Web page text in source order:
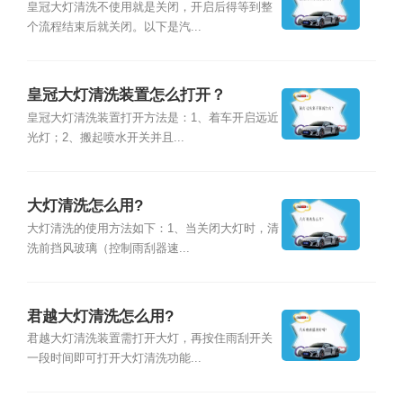
皇冠大灯清洗不使用就是关闭，开启后得等到整
个流程结束后就关闭。以下是汽...
皇冠大灯清洗装置怎么打开？
皇冠大灯清洗装置打开方法是：1、着车开启远近
光灯；2、搬起喷水开关并且...
大灯清洗怎么用?
大灯清洗的使用方法如下：1、当关闭大灯时，清
洗前挡风玻璃（控制雨刮器速...
君越大灯清洗怎么用?
君越大灯清洗装置需打开大灯，再按住雨刮开关
一段时间即可打开大灯清洗功能...